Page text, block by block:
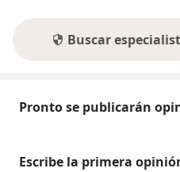
Buscar
Pronto se publicarán
Escribe la primera